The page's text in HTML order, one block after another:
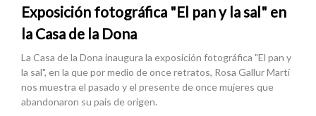
Exposición fotográfica "El pan y la sal" en
la Casa de la Dona
La Casa de la Dona inaugura la exposición fotográfica "El pan y
la sal", en la que por medio de once retratos, Rosa Gallur Martí
nos muestra el pasado y el presente de once mujeres que
abandonaron su pais de origen.